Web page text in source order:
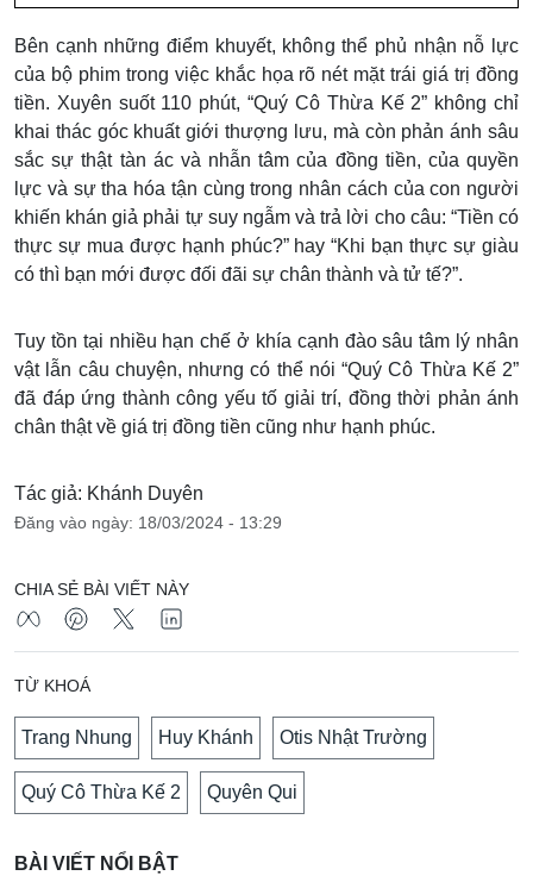
Bên cạnh những điểm khuyết, không thể phủ nhận nỗ lực
của bộ phim trong việc khắc họa rõ nét mặt trái giá trị đồng
tiền. Xuyên suốt 110 phút, “Quý Cô Thừa Kế 2” không chỉ
khai thác góc khuất giới thượng lưu, mà còn phản ánh sâu
sắc sự thật tàn ác và nhẫn tâm của đồng tiền, của quyền
lực và sự tha hóa tận cùng trong nhân cách của con người
khiến khán giả phải tự suy ngẫm và trả lời cho câu: “Tiền có
thực sự mua được hạnh phúc?” hay “Khi bạn thực sự giàu
có thì bạn mới được đối đãi sự chân thành và tử tế?”.
Tuy tồn tại nhiều hạn chế ở khía cạnh đào sâu tâm lý nhân
vật lẫn câu chuyện, nhưng có thể nói “Quý Cô Thừa Kế 2”
đã đáp ứng thành công yếu tố giải trí, đồng thời phản ánh
chân thật về giá trị đồng tiền cũng như hạnh phúc.
Tác giả: Khánh Duyên
Đăng vào ngày: 18/03/2024 - 13:29
CHIA SẺ BÀI VIẾT NÀY
TỪ KHOÁ
Trang Nhung Huy Khánh Otis Nhật Trường
Quý Cô Thừa Kế 2 Quyên Qui
BÀI VIẾT NỔI BẬT